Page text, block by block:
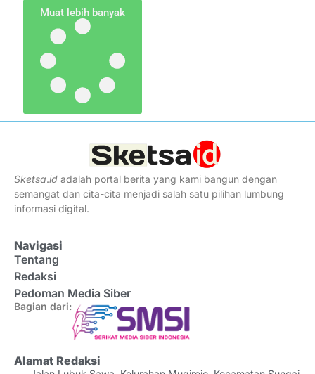
Muat lebih banyak
Sketsa.id adalah portal berita yang kami bangun dengan
semangat dan cita-cita menjadi salah satu pilihan lumbung
informasi digital.
Navigasi
Tentang
Redaksi
Pedoman Media Siber
Bagian dari:
Alamat Redaksi